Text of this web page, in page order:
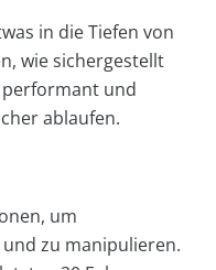
in die Tiefen von
wie sichergestellt
und
ablaufen.
um
zu manipulieren.